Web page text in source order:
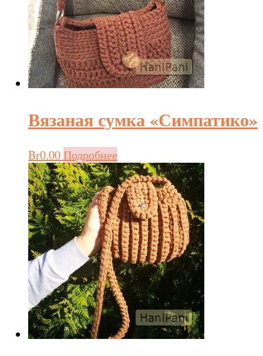
Вязаная сумка «Симпатико»
Br0.00Подробнее